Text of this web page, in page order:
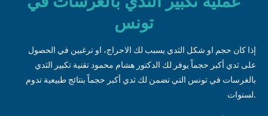
تونس
إذا كان حجم او شكل الثدي يسبب لك الاحراج، او ترغبين في الحصول
على ثدي أكبر حجماً يوفر لك الدكتور هشام محمود تقنية تكبير الثدي
بالغرسات في تونس التي تضمن لك ثدي أكبر حجماً بنتائج طبيعية تدوم
لسنوات.